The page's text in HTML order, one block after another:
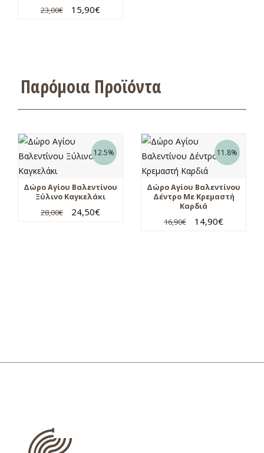
23,00€ 15,90€
Παρόμοια Προϊόντα
12.5%
Δώρο Αγίου Βαλεντίνου
Ξύλινο Καγκελάκι
28,00€ 24,50€
11.8%
Δώρο Αγίου Βαλεντίνου
Δέντρο Με Κρεμαστή
Καρδιά
16,90€ 14,90€